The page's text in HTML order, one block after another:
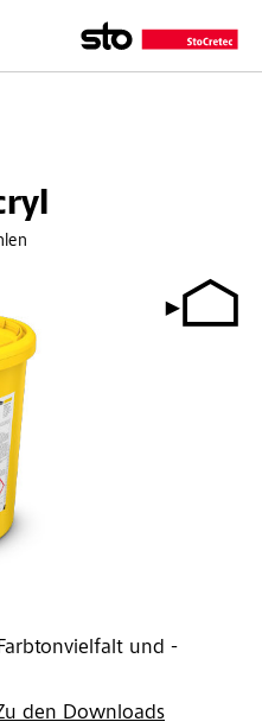
und -
den Downloads